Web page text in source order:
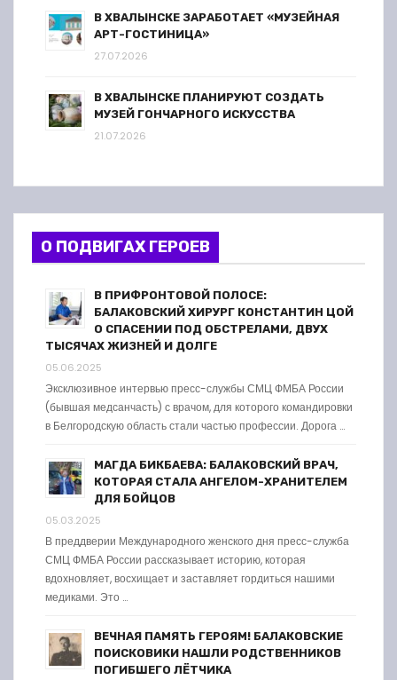
В ХВАЛЫНСКЕ ЗАРАБОТАЕТ «МУЗЕЙНАЯ
АРТ-ГОСТИНИЦА»
27.07.2026
В ХВАЛЫНСКЕ ПЛАНИРУЮТ СОЗДАТЬ
МУЗЕЙ ГОНЧАРНОГО ИСКУССТВА
21.07.2026
О ПОДВИГАХ ГЕРОЕВ
В ПРИФРОНТОВОЙ ПОЛОСЕ:
БАЛАКОВСКИЙ ХИРУРГ КОНСТАНТИН ЦОЙ
О СПАСЕНИИ ПОД ОБСТРЕЛАМИ, ДВУХ
ТЫСЯЧАХ ЖИЗНЕЙ И ДОЛГЕ
05.06.2025
Эксклюзивное интервью пресс-службы СМЦ ФМБА России
(бывшая медсанчасть) с врачом, для которого командировки
в Белгородскую область стали частью профессии. Дорога …
МАГДА БИКБАЕВА: БАЛАКОВСКИЙ ВРАЧ,
КОТОРАЯ СТАЛА АНГЕЛОМ-ХРАНИТЕЛЕМ
ДЛЯ БОЙЦОВ
05.03.2025
В преддверии Международного женского дня пресс-служба
СМЦ ФМБА России рассказывает историю, которая
вдохновляет, восхищает и заставляет гордиться нашими
медиками. Это …
ВЕЧНАЯ ПАМЯТЬ ГЕРОЯМ! БАЛАКОВСКИЕ
ПОИСКОВИКИ НАШЛИ РОДСТВЕННИКОВ
ПОГИБШЕГО ЛЁТЧИКА